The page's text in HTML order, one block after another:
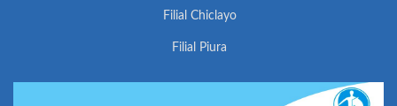
Filial Chiclayo
Filial Piura